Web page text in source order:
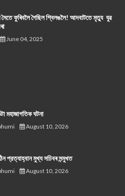
সৈতে ফুৰিবলৈ গৈছিল শ্বিলঙলৈ! আদবাটতে মৃত্যু যুৱ
June 04, 2025
মহাজাগতিক ঘটনা
August 10, 2026
প্রত্যাহ্বান মুখ্য সচিবৰ সন্মুখত
August 10, 2026